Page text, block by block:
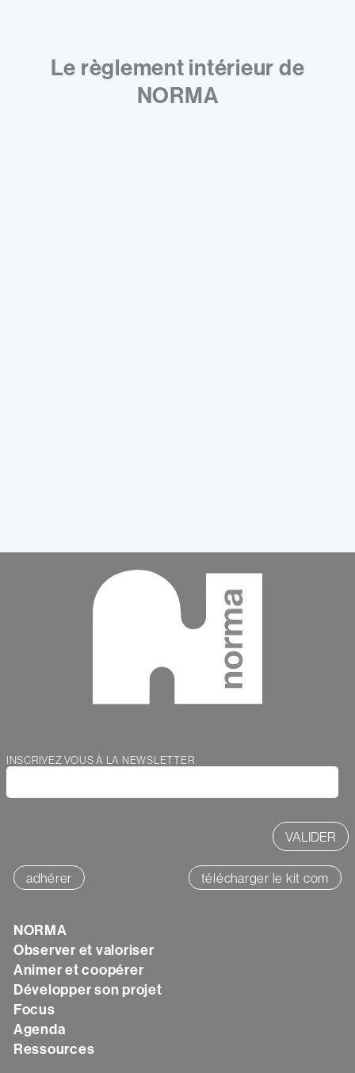
Le règlement intérieur de
NORMA
Webform
INSCRIVEZ VOUS À LA NEWSLETTER
adhérer télécharger le kit com
Texte
NORMA
Observer et valoriser
Animer et coopérer
Développer son projet
Focus
Agenda
Ressources